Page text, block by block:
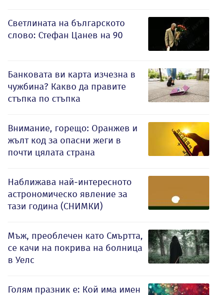
Светлината на българското
слово: Стефан Цанев на 90
Банковата ви карта изчезна в
чужбина? Какво да правите
стъпка по стъпка
Внимание, горещо: Оранжев и
жълт код за опасни жеги в
почти цялата страна
Наближава най-интересното
астрономическо явление за
тази година (СНИМКИ)
Мъж, преоблечен като Смъртта,
се качи на покрива на болница
в Уелс
Голям празник е: Кой има имен